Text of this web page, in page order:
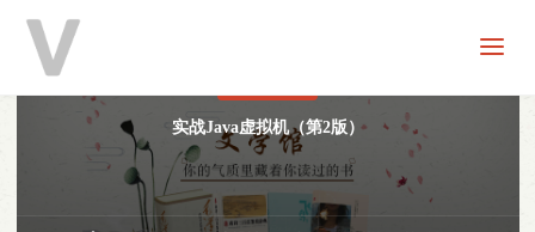
实战Java虚拟机（第2版）